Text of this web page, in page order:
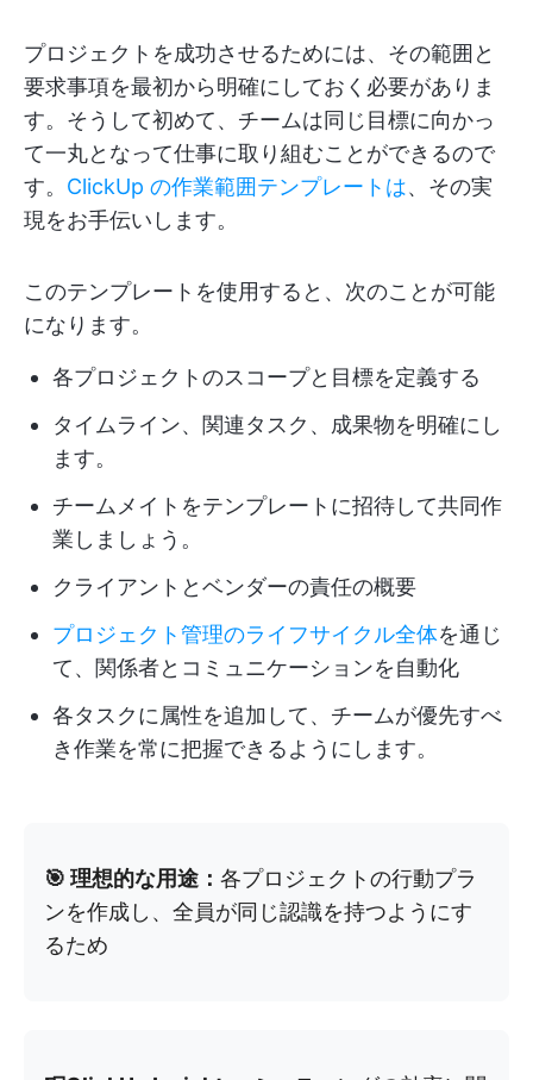
プロジェクトを成功させるためには、その範囲と
要求事項を最初から明確にしておく必要がありま
す。そうして初めて、チームは同じ目標に向かっ
て一丸となって仕事に取り組むことができるので
す。 ClickUp の作業範囲テンプレートは、その実
現をお手伝いします。
このテンプレートを使用すると、次のことが可能
になります。
各プロジェクトのスコープと目標を定義する
タイムライン、関連タスク、成果物を明確にし
ます。
チームメイトをテンプレートに招待して共同作
業しましょう。
クライアントとベンダーの責任の概要
プロジェクト管理のライフサイクル全体を通じ
て、関係者とコミュニケーションを自動化
各タスクに属性を追加して、チームが優先すべ
き作業を常に把握できるようにします。
🎯 理想的な用途： 各プロジェクトの行動プラ
ンを作成し、全員が同じ認識を持つようにす
るため